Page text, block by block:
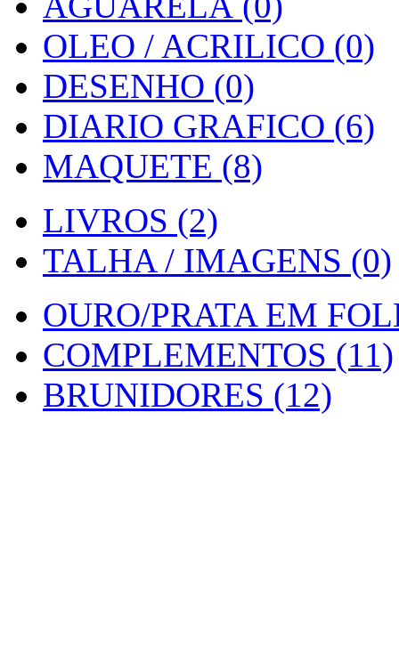
OLEO / ACRILICO (0)
DESENHO (0)
DIARIO GRAFICO (6)
MAQUETE (8)
LIVROS (2)
TALHA / IMAGENS (0)
OURO/PRATA EM
COMPLEMENTOS (11)
BRUNIDORES (12)